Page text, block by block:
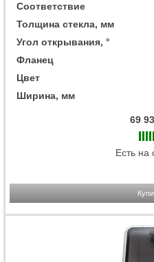
Соответствие
Толщина стекла, мм
Угол открывания, °
Фланец
Цвет
Ширина, мм
69
Есть на